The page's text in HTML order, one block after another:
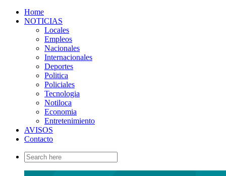
Home
NOTICIAS
Locales
Empleos
Nacionales
Internacionales
Deportes
Politica
Policiales
Tecnologia
Notiloca
Economia
Entretenimiento
AVISOS
Contacto
Search
for: